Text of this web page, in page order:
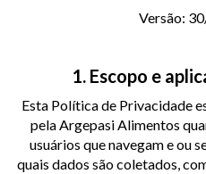
Versão:
1. Escopo e
Esta Política de Privacidade
pela Argepasi Alimentos
usuários que navegam e ou
quais dados são coletados,